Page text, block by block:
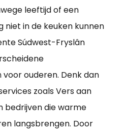
leeftijd of een
niet in de keuken kunnen
Súdwest-Fryslân
ouderen. Denk dan
zoals Vers aan
bedrijven die warme
langsbrengen. Door